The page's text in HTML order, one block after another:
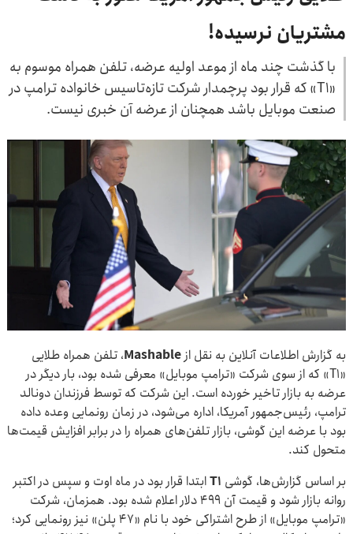
مشتریان نرسیده!
با گذشت چند ماه از موعد اولیه عرضه، تلفن همراه موسوم به
«T1» که قرار بود پرچمدار شرکت تازه‌تاسیس خانواده ترامپ در
صنعت موبایل باشد همچنان از عرضه آن خبری نیست.
به گزارش اطلاعات آنلاین به نقل از Mashable، تلفن همراه طلایی
«T۱» که از سوی شرکت «ترامپ موبایل» معرفی شده بود، بار دیگر در
عرضه به بازار تاخیر خورده است. این شرکت که توسط فرزندان دونالد
ترامپ، رئیس‌جمهور آمریکا، اداره می‌شود، در زمان رونمایی وعده داده
بود با عرضه این گوشی، بازار تلفن‌های همراه را در برابر افزایش قیمت‌ها
متحول کند.
بر اساس گزارش‌ها، گوشی T۱ابتدا قرار بود در ماه اوت و سپس در اکتبر
روانه بازار شود و قیمت آن ۴۹۹ دلار اعلام شده بود. همزمان، شرکت
«ترامپ موبایل» از طرح اشتراکی خود با نام «۴۷ پلن» نیز رونمایی کرد؛